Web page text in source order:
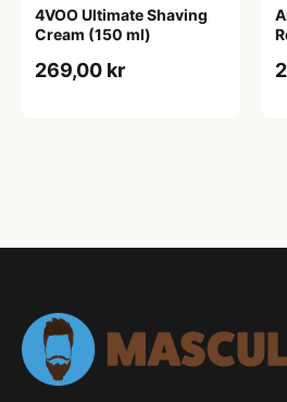
4VOO Ultimate Shaving
Cream (150 ml)
269,00 kr